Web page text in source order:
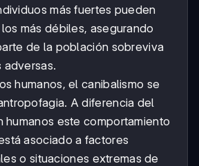
más fuertes pueden
más débiles, asegurando
de la población sobreviva
adversas.
humanos, el canibalismo se
A diferencia del
humanos este comportamiento
asociado a factores
o situaciones extremas de